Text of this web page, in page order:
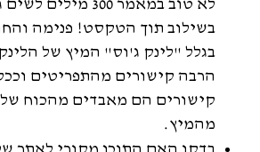
בשילוב תוך הטקסט! פנימה
בגלל "לינק ג'וס" המיץ של
הרבה קישורים מהתפריטים
קישורים הם מאבדים מהכוח
מהמיץ.